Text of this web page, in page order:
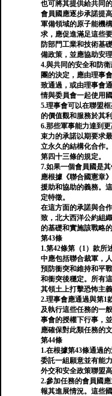
也可將其提供給共同
會員國應逐步承諾提
軍備領域的原子能機
求，應促進滿足這些
防部門工業和技術基
備政策，並應協助安
4.與共同的安全和防
團的決定，應由理事
致通過，或由理事會
情與委員會一起使用
5.理事會可以在聯盟
的價值觀和服務於其
6.那些軍事能力達到
束力的承諾以期要求
立永久的結構化合作
第四十三條的規定。
7.如果一個會員國是
應根據《聯合國憲章
援助和協助的義務。
定特徵。
在這方面的承諾與合
致，北大西洋公約組
的基礎和實施該戰略的
第43條
1.第42條第（1）款所
中應包括聯合裁軍，
預防衝突和維持和平
和衝突後穩定。所有
其領土上打擊恐怖主義
2.理事會應通過與第1
及執行這些任務的一
事會的授權下行事，
應確保對此類任務的
第44條
1.在根據第43條通過
委託一組願意並有能
外交和安全政策聯盟
2.參加任務的會員國
報其進展情況。這些